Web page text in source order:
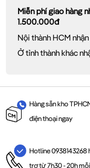
Miễn phí giao hàng
1.500.000đ
Nội thành HCM
Ở tỉnh thành khác
Hàng sẵn kho
điện thoại ngay
Hotline 0938143268
trợ từ 7h30 - 20h